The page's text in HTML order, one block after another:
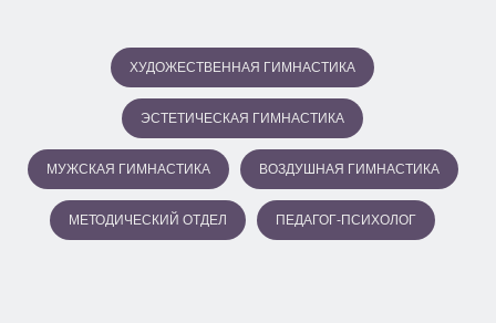
ХУДОЖЕСТВЕННАЯ ГИМНАСТИКА
ЭСТЕТИЧЕСКАЯ ГИМНАСТИКА
МУЖСКАЯ ГИМНАСТИКА ВОЗДУШНАЯ ГИМНАСТИКА
МЕТОДИЧЕСКИЙ ОТДЕЛ ПЕДАГОГ-ПСИХОЛОГ